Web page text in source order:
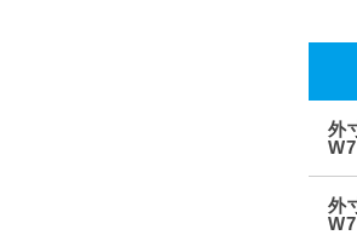
外
外